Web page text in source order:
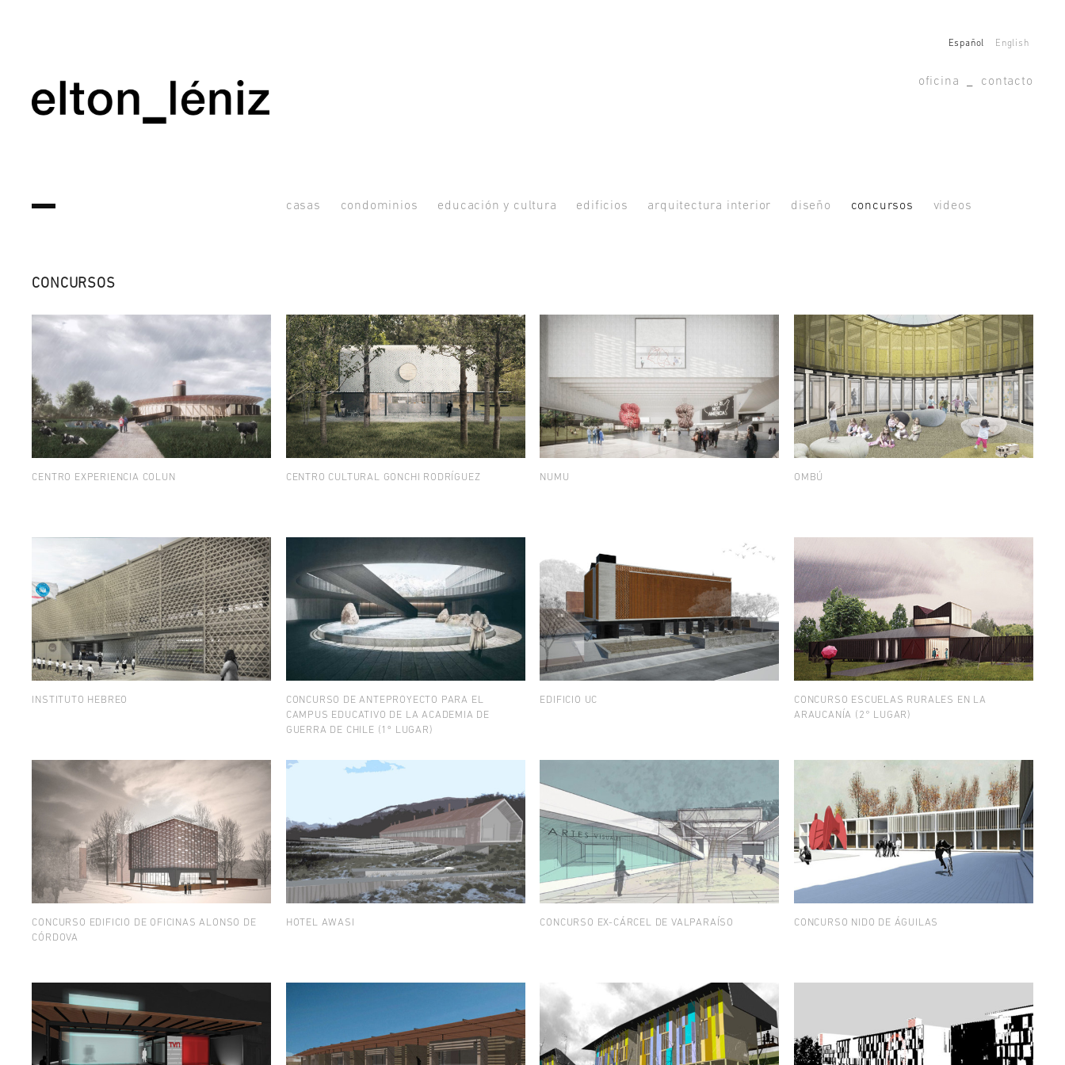
Español English
contacto
oficina
casas condominios educación y cultura edificios arquitectura interior diseño concursos videos
CONCURSOS
CENTRO EXPERIENCIA COLUN CENTRO CULTURAL GONCHI RODRÍGUEZ NUMU OMBÚ
INSTITUTO HEBREO
CONCURSO DE ANTEPROYECTO PARA EL
CAMPUS EDUCATIVO DE LA ACADEMIA DE
GUERRA DE CHILE (1º LUGAR)
EDIFICIO UC
CONCURSO ESCUELAS RURALES EN LA
ARAUCANÍA (2° LUGAR)
CONCURSO EDIFICIO DE OFICINAS ALONSO DE
CÓRDOVA
HOTEL AWASI CONCURSO EX-CÁRCEL DE VALPARAÍSO CONCURSO NIDO DE ÁGUILAS